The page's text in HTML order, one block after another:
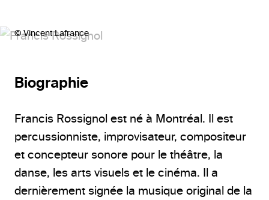
© Vincent Lafrance
Biographie
Francis Rossignol est né à Montréal. Il est
percussionniste, improvisateur, compositeur
et concepteur sonore pour le théâtre, la
danse, les arts visuels et le cinéma. Il a
dernièrement signée la musique original de la